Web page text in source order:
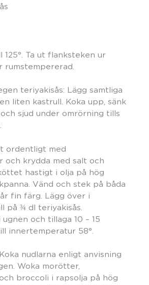
125° Ta ut flanksteken ur
rumstempererad.
teriyakisås: Lägg samtliga
liten kastrull. Koka upp, sänk
sjud under omrörning tills
ordentligt med
och krydda med salt och
hastigt i olja på hög
. Vänd och stek på båda
fin färg. Lägg över i
på ¾ dl teriyakisås.
ugnen och tillaga 10 – 15
innertemperatur 58°
Koka nudlarna enligt anvisning
Woka morötter,
broccoli i rapsolja på hög